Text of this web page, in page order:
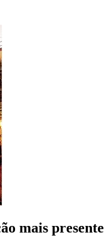
mais presente